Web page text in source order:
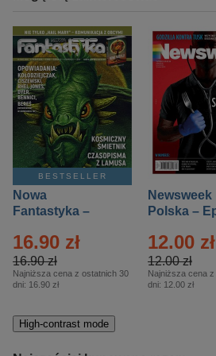
BESTSELLER
Nowa
Fantastyka –
16.90 zł
16.90 zł
Najniższa cena z ostatnich 30
dni: 16.90 zł
Newsweek
Polska –
12.00 zł
12.00 zł
Najniższa cena
dni: 12.00 zł
High-contrast mode